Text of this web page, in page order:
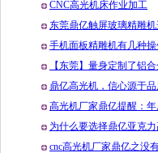
何解决
CNC高光机床作业加工
东莞鼎亿触屏玻璃精雕机
手机面板精雕机有几种
【东莞】量身定制了铝
机，找鼎亿，有保障，最
鼎亿高光机，信心源于品
高光机厂家鼎亿提醒：年
到ATM机取钱注意点
为什么要选择鼎亿亚克
呢？
cnc高光机厂家鼎亿之没